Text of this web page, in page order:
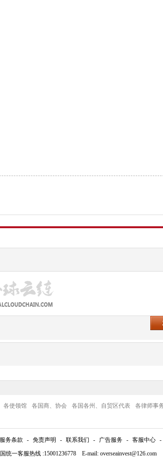
各使领馆 各国商、协会 各国各州、自贸区代表 各律师事
服务条款 - 免责声明 - 联系我们 - 广告服务 - 客服中心 -
统一客服热线 :15001236778 E-mail: overseainvest@126.com